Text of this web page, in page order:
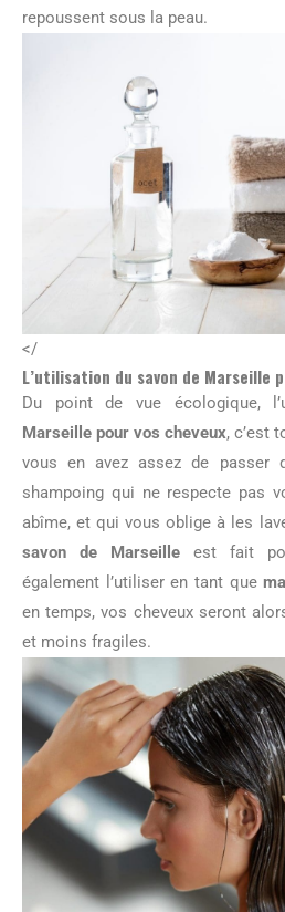
repoussent sous la peau.
</
L’utilisation du savon de Marseille
Du point de vue écologique,
Marseille pour vos cheveux, c’est
vous en avez assez de passer
shampoing qui ne respecte pas
abîme, et qui vous oblige à les
savon de Marseille est fait
également l’utiliser en tant que
en temps, vos cheveux seront
et moins fragiles.